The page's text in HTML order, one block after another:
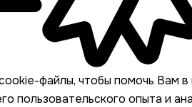
файлы, чтобы помочь Вам в
пользовательского опыта и